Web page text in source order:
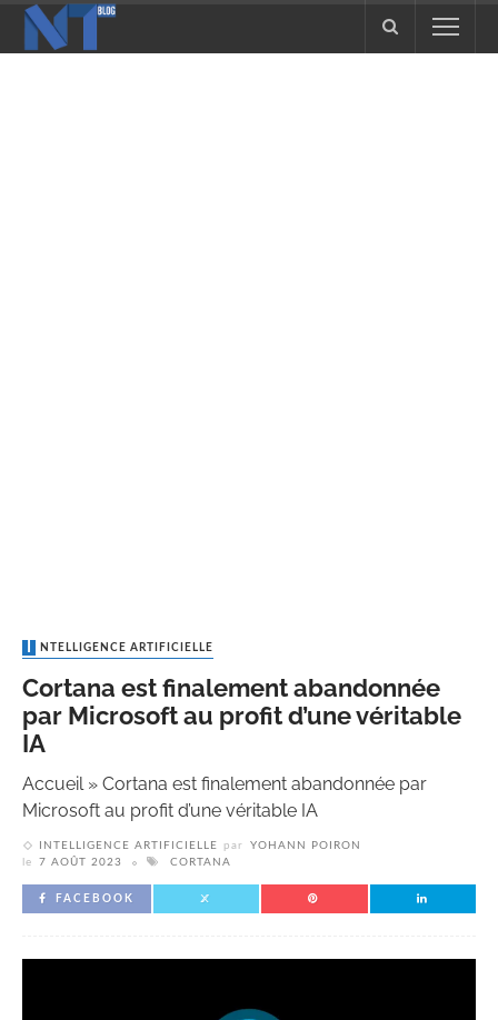
INTELLIGENCE ARTIFICIELLE
Cortana est finalement abandonnée
par Microsoft au profit d’une véritable
IA
Accueil» Cortana est finalement abandonnée par
Microsoft au profit d’une véritable IA
INTELLIGENCE ARTIFICIELLE par
YOHANN POIRON
le
7 AOÛT 2023 CORTANA
FACEBOOK